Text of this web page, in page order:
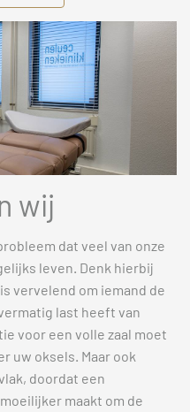
wij
dat veel van onze
leven. Denk hierbij
vervelend om iemand de
last heeft van
voor een volle zaal moet
uw oksels. Maar ook
doordat een
maakt om de